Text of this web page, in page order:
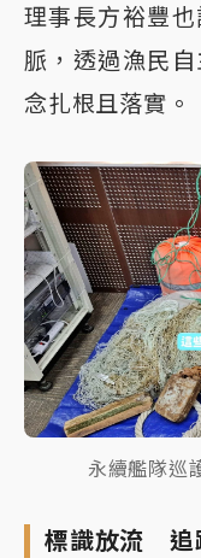
理事長方裕豐
脈，透過漁民
念扎根且落實。
永續艦隊巡
標識放流 追